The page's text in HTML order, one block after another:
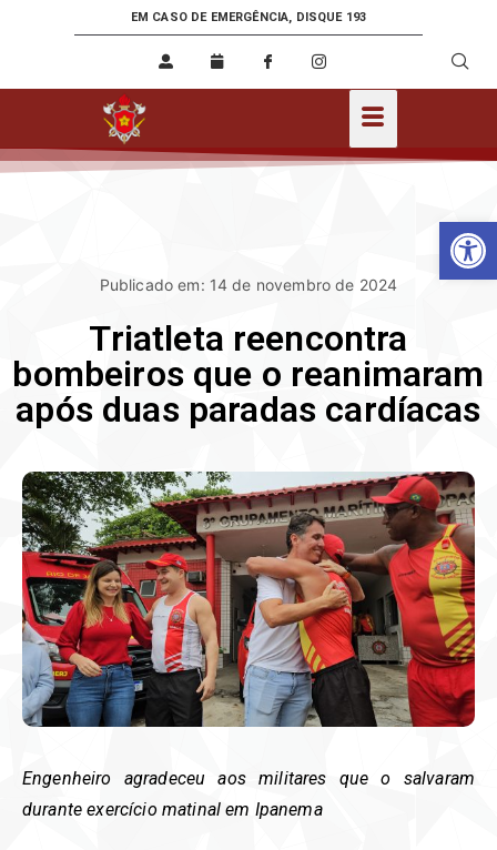
EM CASO DE EMERGÊNCIA, DISQUE 193
Publicado em: 14 de novembro de 2024
Triatleta reencontra
bombeiros que o reanimaram
após duas paradas cardíacas
Engenheiro agradeceu aos militares que o salvaram
durante exercício matinal em Ipanema